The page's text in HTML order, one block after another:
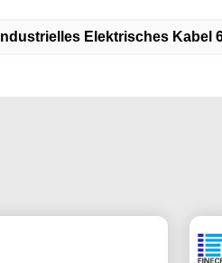
Industrielles Elektrisches Kabel